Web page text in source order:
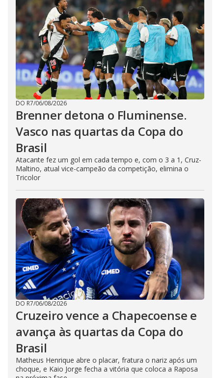
DO R7/06/08/2026
Brenner detona o Fluminense.
Vasco nas quartas da Copa do
Brasil
Atacante fez um gol em cada tempo e, com o 3 a 1, Cruz-
Maltino, atual vice-campeão da competição, elimina o
Tricolor
DO R7/06/08/2026
Cruzeiro vence a Chapecoense e
avança às quartas da Copa do
Brasil
Matheus Henrique abre o placar, fratura o nariz após um
choque, e Kaio Jorge fecha a vitória que coloca a Raposa